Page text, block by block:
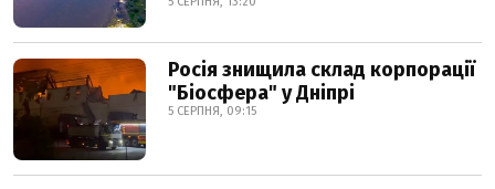
Росія знищила склад корпорації
"Біосфера" у Дніпрі
5 СЕРПНЯ, 09:15